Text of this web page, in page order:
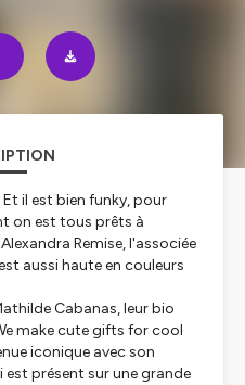
il est bien funky, pour
on est tous prêts à
Remise, l'associée
aussi haute en couleurs
Cabanas, leur bio
make cute gifts for cool
iconique avec son
est présent sur une grande